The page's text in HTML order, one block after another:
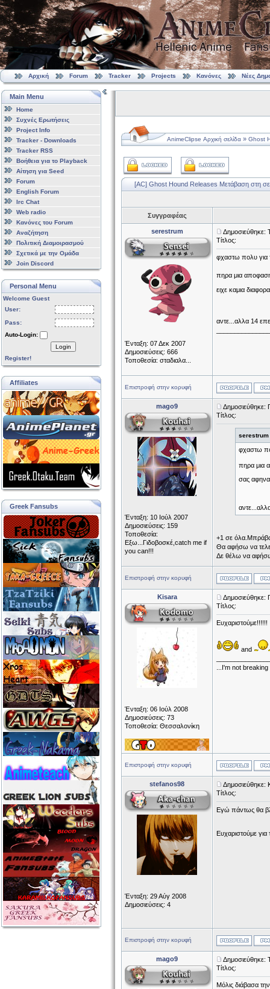
Αρχική Forum Tracker Projects Κανόνες Νέες
Main Menu
Home
Συχνές Ερωτήσεις
Project Info
Tracker - Downloads
Tracker RSS
Βοήθεια για το Playback
Αίτηση για Seed
Forum
English Forum
Irc Chat
Web radio
Κανόνες του Forum
Αναζήτηση
Πολιτική Διαμοιρασμού
Σχετικά με την Ομάδα
Join Discord
Personal Menu
Welcome Guest
User:
Pass:
Auto-Login:
Login
Register!
Affiliates
Greek Fansubs
AnimeClipse Αρχική σελίδα » Ghost
[AC] Ghost Hound Releases Μετάβαση στη
Συγγραφέας
serestrum
Ένταξη: 07 Δεκ 2007
Δημοσιεύσεις: 666
Τοποθεσία: σταδιαλα...
Δημοσιεύθηκε:
Τίτλος:
φχαστω πολυ για
πηρα μια
ειχε καμια
αντε...αλλα 14
Επιστροφή στην κορυφή
mago9
Ένταξη: 10 Ιούλ 2007
Δημοσιεύσεις: 159
Τοποθεσία:
Εξω...Γιδοβοσκέ,catch me if
you can!!!
Δημοσιεύθηκε:
Τίτλος:
serestrum
φχαστω
πηρα μια
σας αφηνα
+1 σε
Θα αφήσω να
Δε θέλω να
Επιστροφή στην κορυφή
Kisara
Ένταξη: 06 Ιούλ 2008
Δημοσιεύσεις: 73
Τοποθεσία: Θεσσαλονίκη
Τίτλος:
Ευχαριστούμε!!!!!!
and
...I'm not
Επιστροφή στην κορυφή
stefanos98
Ένταξη: 29 Αύγ 2008
Δημοσιεύσεις: 4
Δημοσιεύθηκε:
Τίτλος:
Εγώ πάντως θα
Ευχαριστούμε για
Επιστροφή στην κορυφή
mago9
Δημοσιεύθηκε:
Τίτλος:
Μόλις διάβασα